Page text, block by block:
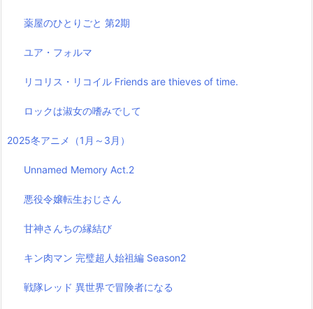
薬屋のひとりごと 第2期
ユア・フォルマ
リコリス・リコイル Friends are thieves of time.
ロックは淑女の嗜みでして
2025冬アニメ（1月～3月）
Unnamed Memory Act.2
悪役令嬢転生おじさん
甘神さんちの縁結び
キン肉マン 完璧超人始祖編 Season2
戦隊レッド 異世界で冒険者になる